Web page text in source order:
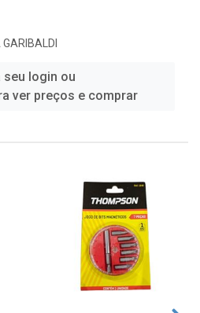
seu login ou
ver preços e comprar